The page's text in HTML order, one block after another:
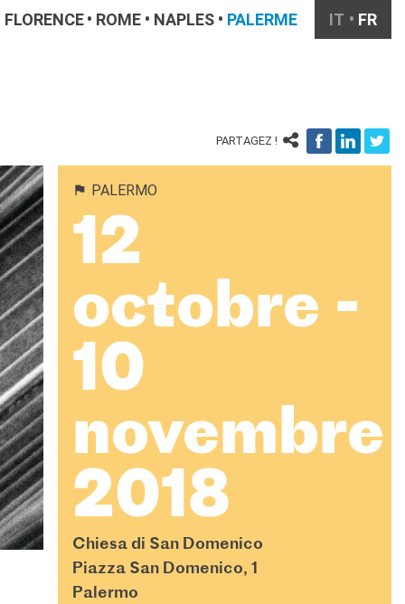
FLORENCE ROME NAPLES PALERME IT FR
PARTAGEZ !
PALERMO
12
octobre -
10
novembre
2018
Chiesa di San Domenico
Piazza San Domenico, 1
Palermo